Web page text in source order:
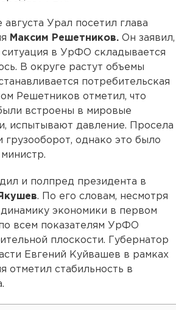
августа Урал посетил глава
Максим Решетников. Он заявил,
ситуация в УрФО складывается
В округе растут объемы
потребительская
Решетников отметил, что
встроены в мировые
испытывают давление. Просела
грузооборот, однако это было
и полпред президента в
. По его словам, несмотря
экономики в первом
всем показателям УрФО
плоскости. Губернатор
Евгений Куйвашев в рамках
отметил стабильность в